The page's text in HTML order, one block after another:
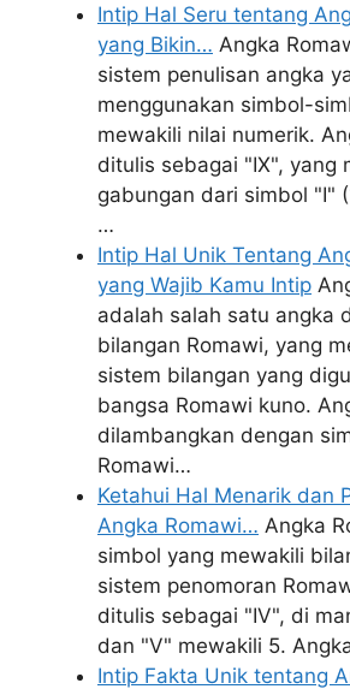
Intip Hal Seru tentang
yang Bikin… Angka
sistem penulisan angka
menggunakan simbol-
mewakili nilai numerik.
ditulis sebagai "IX", yang
gabungan dari simbol "I"
…
Intip Hal Unik Tentang
yang Wajib Kamu Intip
adalah salah satu angka
bilangan Romawi, yang
sistem bilangan yang
bangsa Romawi kuno.
dilambangkan dengan
Romawi…
Ketahui Hal Menarik dan
Angka Romawi… Angka
simbol yang mewakili
sistem penomoran
ditulis sebagai "IV", di
dan "V" mewakili 5.
Intip Fakta Unik tentang